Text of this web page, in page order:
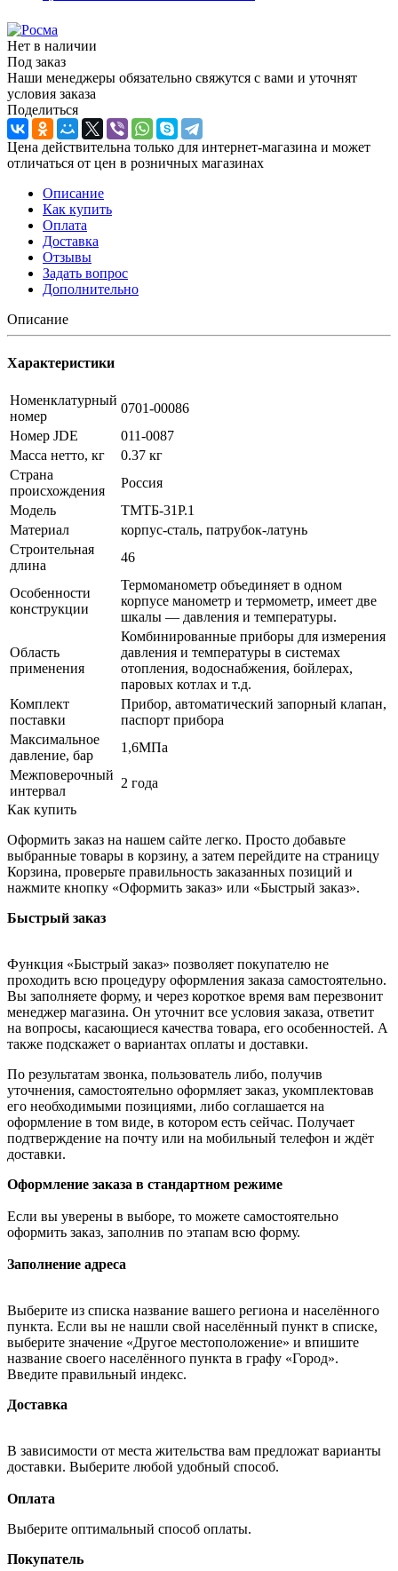
Нет в наличии
Под заказ
Наши менеджеры обязательно свяжутся с вами и уточнят
условия заказа
Поделиться
Цена действительна только для интернет-магазина и может
отличаться от цен в розничных магазинах
Описание
Как купить
Оплата
Доставка
Отзывы
Задать вопрос
Дополнительно
Описание
Характеристики
Номенклатурный
номер
0701-00086
Номер JDE
011-0087
Масса нетто, кг
0.37 кг
Страна
происхождения
Россия
Модель
ТМТБ-31Р.1
Материал
корпус-сталь, патрубок-латунь
Строительная
длина
46
Особенности
конструкции
Термоманометр объединяет в одном
корпусе манометр и термометр, имеет две
шкалы — давления и температуры.
Область
применения
Комбинированные приборы для измерения
давления и температуры в системах
отопления, водоснабжения, бойлерах,
паровых котлах и т.д.
Комплект
поставки
Прибор, автоматический запорный клапан,
паспорт прибора
Максимальное
давление, бар
1,6МПа
Межповерочный
интервал
2 года
Как купить
Оформить заказ на нашем сайте легко. Просто добавьте
выбранные товары в корзину, а затем перейдите на страницу
Корзина, проверьте правильность заказанных позиций и
нажмите кнопку «Оформить заказ» или «Быстрый заказ».
Быстрый заказ
Функция «Быстрый заказ» позволяет покупателю не
проходить всю процедуру оформления заказа самостоятельно.
Вы заполняете форму, и через короткое время вам перезвонит
менеджер магазина. Он уточнит все условия заказа, ответит
на вопросы, касающиеся качества товара, его особенностей. А
также подскажет о вариантах оплаты и доставки.
По результатам звонка, пользователь либо, получив
уточнения, самостоятельно оформляет заказ, укомплектовав
его необходимыми позициями, либо соглашается на
оформление в том виде, в котором есть сейчас. Получает
подтверждение на почту или на мобильный телефон и ждёт
доставки.
Оформление заказа в стандартном режиме
Если вы уверены в выборе, то можете самостоятельно
оформить заказ, заполнив по этапам всю форму.
Заполнение адреса
Выберите из списка название вашего региона и населённого
пункта. Если вы не нашли свой населённый пункт в списке,
выберите значение «Другое местоположение» и впишите
название своего населённого пункта в графу «Город».
Введите правильный индекс.
Доставка
В зависимости от места жительства вам предложат варианты
доставки. Выберите любой удобный способ.
Оплата
Выберите оптимальный способ оплаты.
Покупатель